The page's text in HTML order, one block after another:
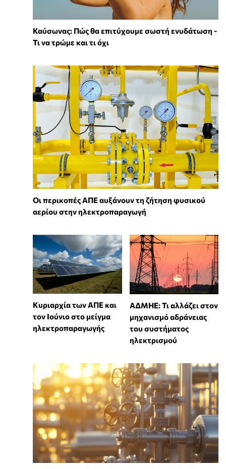
Καύσωνας: Πώς θα επιτύχουμε σωστή ενυδάτωση -
Τι να τρώμε και τι όχι
Οι περικοπές ΑΠΕ αυξάνουν τη ζήτηση φυσικού
αερίου στην ηλεκτροπαραγωγή
Κυριαρχία των ΑΠΕ και
τον Ιούνιο στο μείγμα
ηλεκτροπαραγωγής
ΑΔΜΗΕ: Τι αλλάζει στον
μηχανισμό αδράνειας
του συστήματος
ηλεκτρισμού